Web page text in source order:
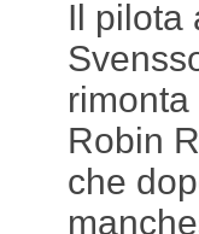
Il pilota
Robin
che